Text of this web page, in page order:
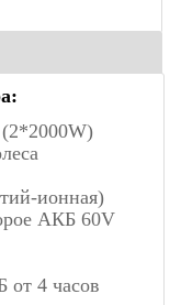
ионная)
АКБ 60V
от 4 часов